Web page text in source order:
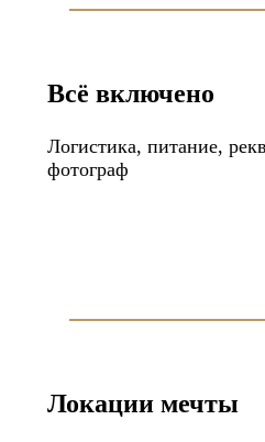
Всё включено
Логистика, питание,
фотограф
Локации мечты